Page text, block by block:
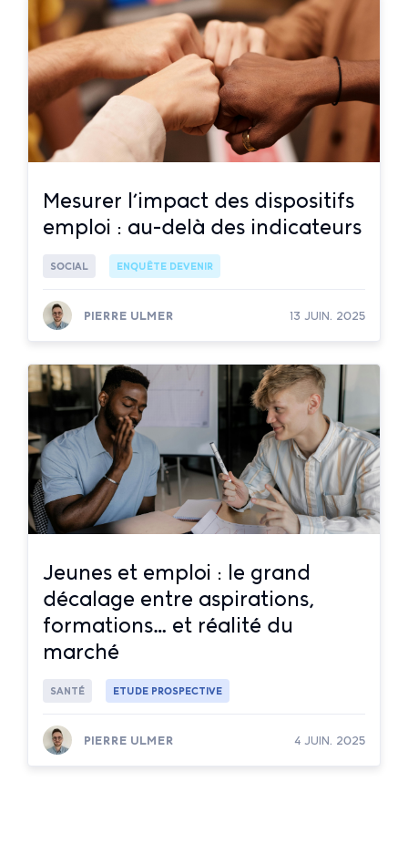
Mesurer l’impact des dispositifs
emploi : au-delà des indicateurs
SOCIAL ENQUÊTE DEVENIR
PIERRE ULMER 13 JUIN. 2025
Lire la suite
Jeunes et emploi : le grand
décalage entre aspirations,
formations… et réalité du
marché
SANTÉ ETUDE PROSPECTIVE
PIERRE ULMER 4 JUIN. 2025